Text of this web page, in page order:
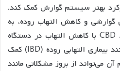
بهتر سیستم گوارش کمک کند.
گوارشی و کاهش التهاب روده، به
هضم بهتر غذا کمک می‌کند. CBD با کاهش التهاب در دستگاه
گوارش، به بهبود شرایطی مانند بیماری التهابی روده (IBD) کمک
می‌تواند از بروز مشکلاتی مانند